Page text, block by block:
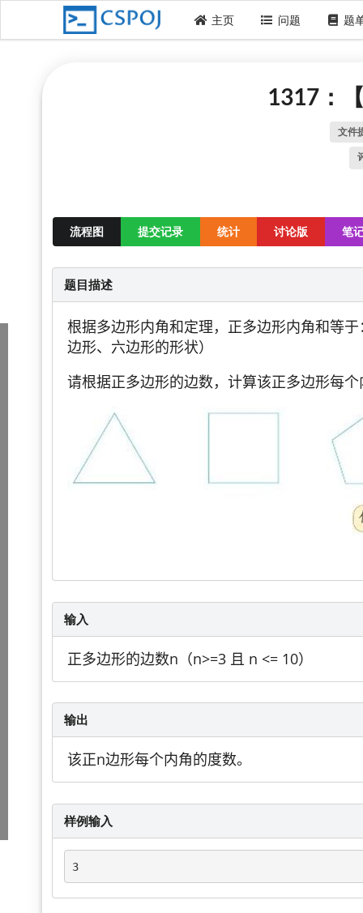
主页 问题 题
1317：
文件
流程图 提交记录 统计 讨论版 笔
题目描述
根据多边形内角和定理，正多边形内角和等于
边形、六边形的形状）
请根据正多边形的边数，计算该正多边形每
输入
正多边形的边数n（n>=3 且 n <= 10）
输出
该正n边形每个内角的度数。
样例输入
3